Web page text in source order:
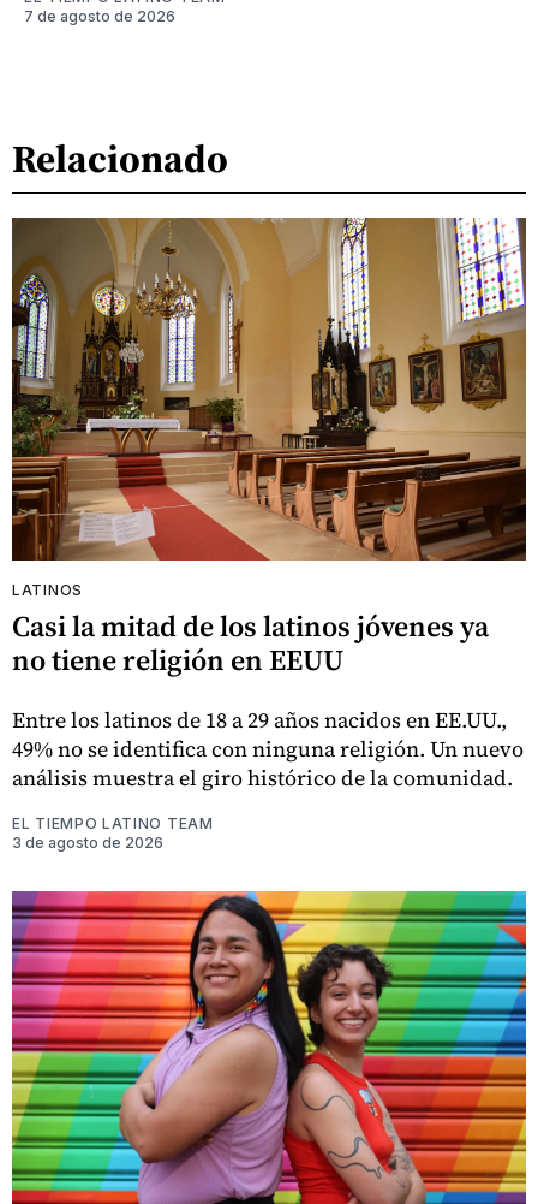
7 de agosto de 2026
Relacionado
LATINOS
Casi la mitad de los latinos jóvenes ya
no tiene religión en EEUU
Entre los latinos de 18 a 29 años nacidos en EE.UU.,
49% no se identifica con ninguna religión. Un nuevo
análisis muestra el giro histórico de la comunidad.
EL TIEMPO LATINO TEAM
3 de agosto de 2026